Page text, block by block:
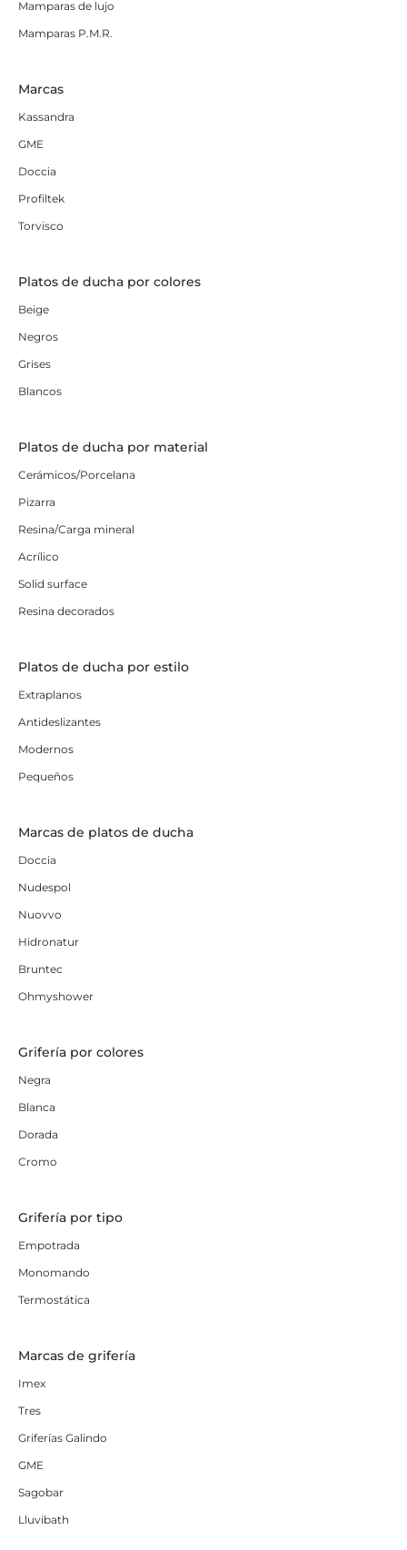
Mamparas de lujo
Mamparas P.M.R.
Marcas
Kassandra
GME
Doccia
Profiltek
Torvisco
Platos de ducha por colores
Beige
Negros
Grises
Blancos
Platos de ducha por material
Cerámicos/Porcelana
Pizarra
Resina/Carga mineral
Acrílico
Solid surface
Resina decorados
Platos de ducha por estilo
Extraplanos
Antideslizantes
Modernos
Pequeños
Marcas de platos de ducha
Doccia
Nudespol
Nuovvo
Hidronatur
Bruntec
Ohmyshower
Grifería por colores
Negra
Blanca
Dorada
Cromo
Grifería por tipo
Empotrada
Monomando
Termostática
Marcas de grifería
Imex
Tres
Griferías Galindo
GME
Sagobar
Lluvibath